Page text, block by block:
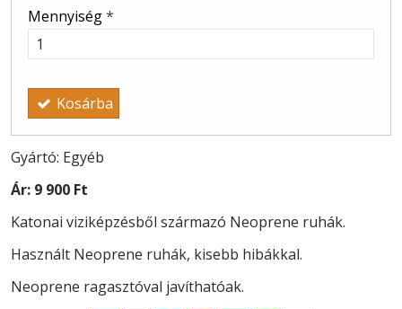
Mennyiség*
Kosárba
Gyártó: Egyéb
Ár: 9 900 Ft
Katonai viziképzésből származó Neoprene ruhák.
Használt Neoprene ruhák, kisebb hibákkal.
Neoprene ragasztóval javíthatóak.